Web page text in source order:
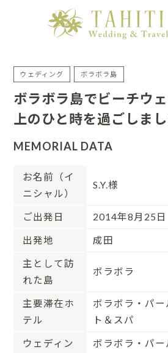
ウェディング ボラボラ島
ボラボラ島でビーチウ
上のひと時を過ごしまし
MEMORIAL DATA
お名前（イ
ニシャル）
S.Y.様
ご出発日 2014年8月25日
出発地 成田
主として訪
れた島
ボラボラ
主要滞在ホ
テル
ボラボラ・パ
ト＆スパ
ウェディン
ボラボラ・パ